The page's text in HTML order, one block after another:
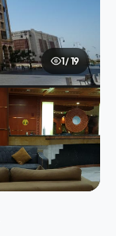
1 / 19